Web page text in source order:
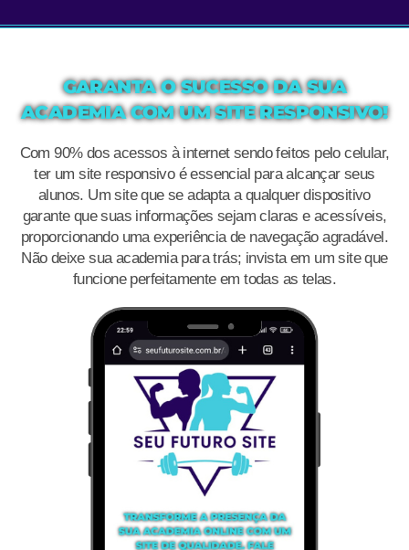
GARANTA O SUCESSO DA SUA
ACADEMIA COM UM SITE RESPONSIVO!
Com 90% dos acessos à internet sendo feitos pelo celular,
ter um site responsivo é essencial para alcançar seus
alunos. Um site que se adapta a qualquer dispositivo
garante que suas informações sejam claras e acessíveis,
proporcionando uma experiência de navegação agradável.
Não deixe sua academia para trás; invista em um site que
funcione perfeitamente em todas as telas.